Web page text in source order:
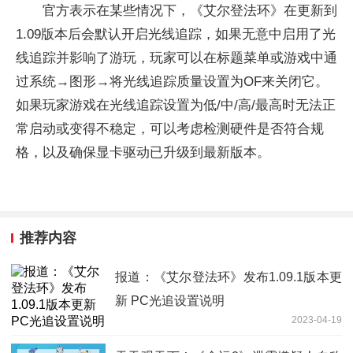
官方表示在某些情况下，《艾尔登法环》在更新到
1.09版本后会默认开启光线追踪，如果无意中启用了光
线追踪并影响了游玩，玩家可以在标题菜单或游戏中通
过系统→图形→将光线追踪质量设置为OF来关闭它。
如果玩家游戏在光线追踪设置为低/中/高/最高时无法正
常启动或变得不稳定，可以考虑检测硬件是否符合规
格，以及确保显卡驱动已升级到最新版本。
推荐内容
报道：《艾尔登法环》发布1.09.1版本更
新 PC光追设置说明
2023-04-19